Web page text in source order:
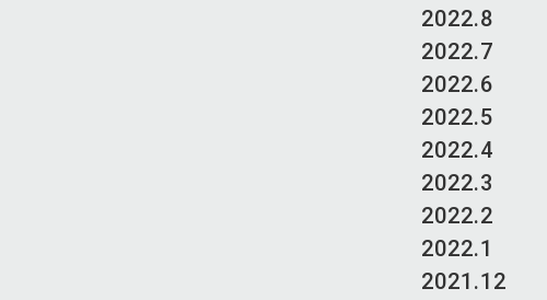
2022.8
2022.7
2022.6
2022.5
2022.4
2022.3
2022.2
2022.1
2021.12